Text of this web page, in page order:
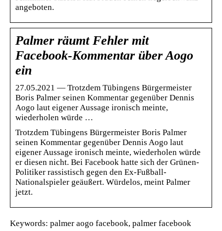
angeboten.
Palmer räumt Fehler mit
Facebook-Kommentar über Aogo
ein
27.05.2021 — Trotzdem Tübingens Bürgermeister
Boris Palmer seinen Kommentar gegenüber Dennis
Aogo laut eigener Aussage ironisch meinte,
wiederholen würde …
Trotzdem Tübingens Bürgermeister Boris Palmer
seinen Kommentar gegenüber Dennis Aogo laut
eigener Aussage ironisch meinte, wiederholen würde
er diesen nicht. Bei Facebook hatte sich der Grünen-
Politiker rassistisch gegen den Ex-Fußball-
Nationalspieler geäußert. Würdelos, meint Palmer
jetzt.
Keywords: palmer aogo facebook, palmer facebook